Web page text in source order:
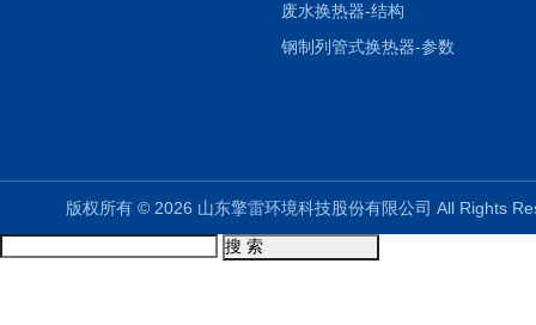
废水换热器-结构
钢制列管式换热器-参数
版权所有 © 2026 山东擎雷环境科技股份有限公司 All